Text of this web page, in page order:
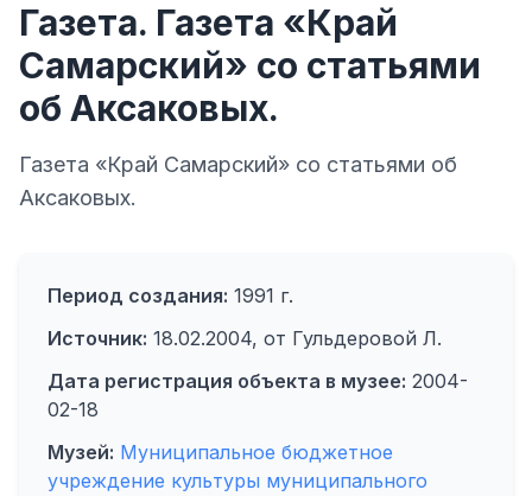
Газета. Газета «Край
Самарский» со статьями
об Аксаковых.
Газета «Край Самарский» со статьями об
Аксаковых.
Период создания: 1991 г.
Источник: 18.02.2004, от Гульдеровой Л.
Дата регистрация объекта в музее: 2004-
02-18
Музей: Муниципальное бюджетное
учреждение культуры муниципального